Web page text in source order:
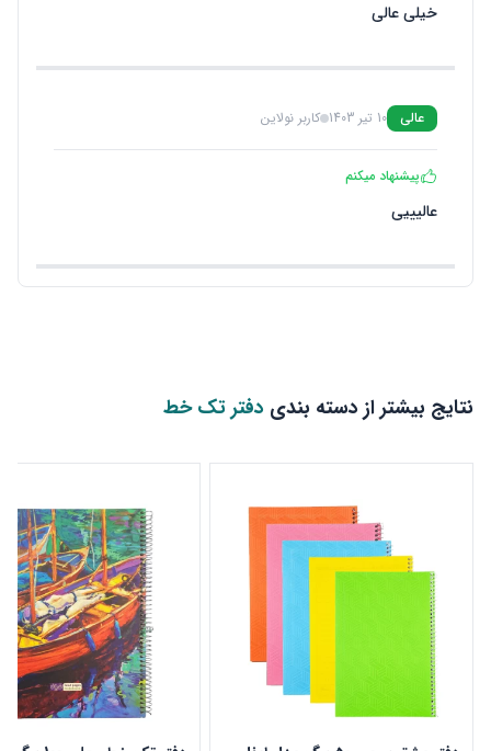
خیلی عالی
عالی 10 تیر 1403 کاربر نولاین
پیشنهاد میکنم
عالیییی
نتایج بیشتر از دسته بندی دفتر تک خط